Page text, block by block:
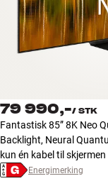
Tilbehør
NYHETER
TILBUD
79 990,-/ STK
Fantastisk 85” 8K Neo
Backlight, Neural
kun én kabel til skjermen
Energimerking